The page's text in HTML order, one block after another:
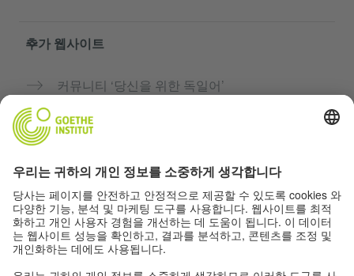
추가 웹사이트
커뮤니티 ‘당신을 위한 독일어’
괴테 인스티투트의 독일어 과정
개인정보 및 접근성
개인 정보 설정
접근성